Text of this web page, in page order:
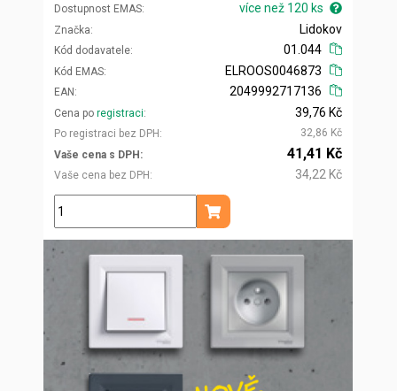
Dostupnost EMAS více než 120 ks
Značka
Kód dodavatele
Lidokov
01.044
Kód EMAS
EAN
ELROOS0046873
2049992717136
Cena po registraci
Po registraci bez DPH
39,76 Kč
32,86 Kč
Vaše cena s DPH
Vaše cena bez DPH
41,41 Kč
34,22 Kč
ks
Přidat do košíku